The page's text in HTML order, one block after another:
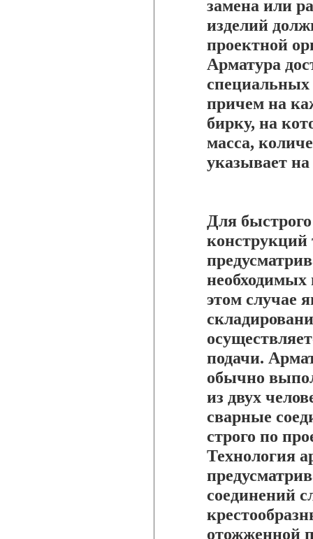
замена или
изделий
проектной
Арматура
специальных
причем на
бирку, на
масса,
указывает
Для
конструкций
этом случае
подачи.
обычно
из двух
сварные
строго по
Технология
соединений
отожженной